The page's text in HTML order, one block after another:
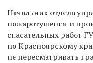
Начальник отдела
пожаротушения и
спасательных работ
по Красноярскому
не пересматривать